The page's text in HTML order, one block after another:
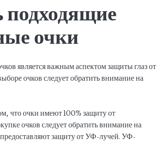
очки
является важным аспектом защиты глаз от
очков следует обратить внимание на
что очки имеют 100% защиту от
очков следует обратить внимание на
предоставляют защиту от УФ-лучей. УФ-